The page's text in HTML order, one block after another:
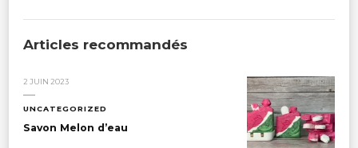
Articles recommandés
2 JUIN 2023
UNCATEGORIZED
Savon Melon d’eau